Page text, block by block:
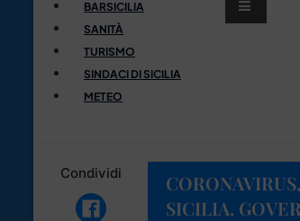
BARSICILIA
SANITÀ
TURISMO
SINDACI DI SICILIA
METEO
Condividi
SICILIA.